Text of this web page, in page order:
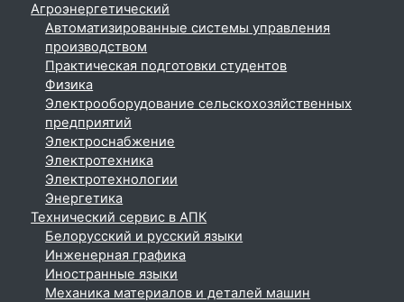
Агроэнергетический
Автоматизированные системы управления
производством
Практическая подготовки студентов
Физика
Электрооборудование сельскохозяйственных
предприятий
Электроснабжение
Электротехника
Электротехнологии
Энергетика
Технический сервис в АПК
Белорусский и русский языки
Инженерная графика
Иностранные языки
Механика материалов и деталей машин